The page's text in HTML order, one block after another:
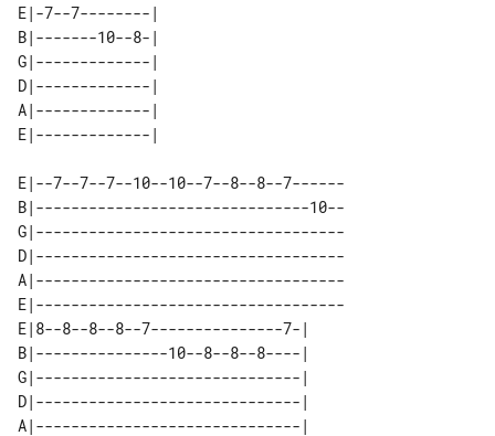
E|-7--7--------|
B|-------10--8-|
G|-------------|
D|-------------|
A|-------------|
E|--7--7--7--10--10--7--8--8--7------
B|-------------------------------10--
G|-----------------------------------
D|-----------------------------------
A|-----------------------------------
E|-----------------------------------
E|8--8--8--8--7---------------7-|
B|---------------10--8--8--8----|
G|------------------------------|
D|------------------------------|
A|------------------------------|